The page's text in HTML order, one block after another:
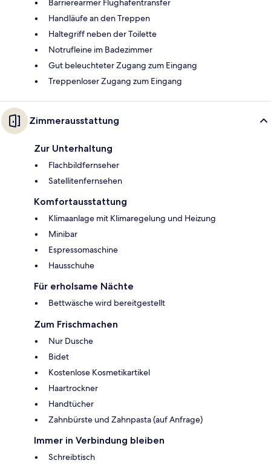
Barrierearmer Flughafentransfer
Handläufe an den Treppen
Haltegriff neben der Toilette
Notrufleine im Badezimmer
Gut beleuchteter Zugang zum Eingang
Treppenloser Zugang zum Eingang
Zimmerausstattung
Zur Unterhaltung
Flachbildfernseher
Satellitenfernsehen
Komfortausstattung
Klimaanlage mit Klimaregelung und Heizung
Minibar
Espressomaschine
Hausschuhe
Für erholsame Nächte
Bettwäsche wird bereitgestellt
Zum Frischmachen
Nur Dusche
Bidet
Kostenlose Kosmetikartikel
Haartrockner
Handtücher
Zahnbürste und Zahnpasta (auf Anfrage)
Immer in Verbindung bleiben
Schreibtisch